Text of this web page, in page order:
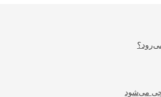
می‌شود